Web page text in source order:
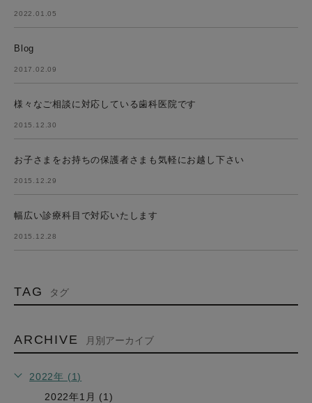
2022.01.05
Blog
2017.02.09
様々なご相談に対応している歯科医院です
2015.12.30
お子さまをお持ちの保護者さまも気軽にお越し下さい
2015.12.29
幅広い診療科目で対応いたします
2015.12.28
TAG タグ
ARCHIVE 月別アーカイブ
2022年 (1)
2022年1月 (1)